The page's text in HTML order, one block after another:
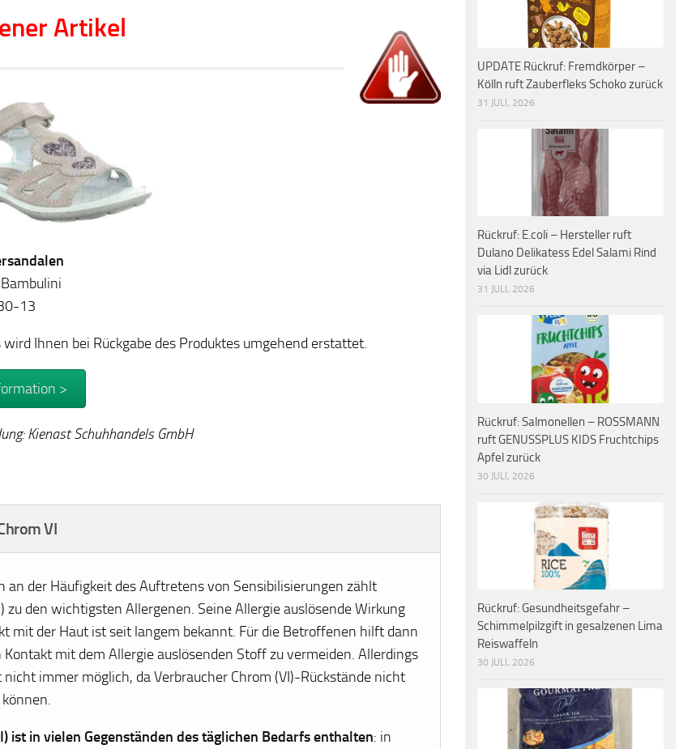
Artikel
13
wird Ihnen bei Rückgabe des Produktes umgehend erstattet.
>
Kienast Schuhhandels GmbH
VI
an der Häufigkeit des Auftretens von Sensibilisierungen zählt
zu den wichtigsten Allergenen. Seine Allergie auslösende Wirkung
mit der Haut ist seit langem bekannt. Für die Betroffenen hilft dann
Kontakt mit dem Allergie auslösenden Stoff zu vermeiden. Allerdings
nicht immer möglich, da Verbraucher Chrom (VI)-Rückstände nicht
ist in vielen Gegenständen des täglichen Bedarfs enthalten: in
UPDATE Rückruf: Fremdkörper –
Kölln ruft Zauberfleks Schoko zurück
31 JULI, 2026
Rückruf: E.coli – Hersteller ruft
Dulano Delikatess Edel Salami Rind
via Lidl zurück
31 JULI, 2026
Rückruf: Salmonellen – ROSSMANN
ruft GENUSSPLUS KIDS Fruchtchips
Apfel zurück
30 JULI, 2026
Rückruf: Gesundheitsgefahr –
Schimmelpilzgift in gesalzenen Lima
Reiswaffeln
30 JULI, 2026